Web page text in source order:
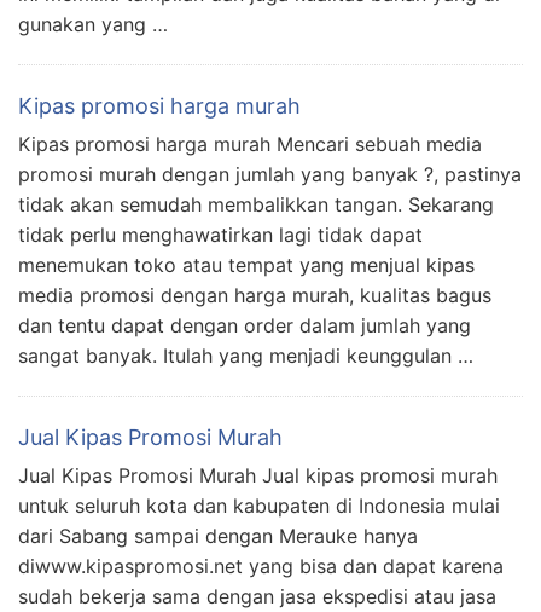
gunakan yang …
Kipas promosi harga murah
Kipas promosi harga murah Mencari sebuah media
promosi murah dengan jumlah yang banyak ?, pastinya
tidak akan semudah membalikkan tangan. Sekarang
tidak perlu menghawatirkan lagi tidak dapat
menemukan toko atau tempat yang menjual kipas
media promosi dengan harga murah, kualitas bagus
dan tentu dapat dengan order dalam jumlah yang
sangat banyak. Itulah yang menjadi keunggulan …
Jual Kipas Promosi Murah
Jual Kipas Promosi Murah Jual kipas promosi murah
untuk seluruh kota dan kabupaten di Indonesia mulai
dari Sabang sampai dengan Merauke hanya
diwww.kipaspromosi.net yang bisa dan dapat karena
sudah bekerja sama dengan jasa ekspedisi atau jasa